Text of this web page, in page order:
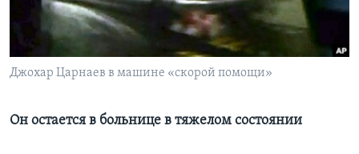
Learning English
СОЦИАЛЬНЫЕ СЕТИ
Джохар Царнаев в машине «скорой помощи»
Он остается в больнице в тяжелом состоянии